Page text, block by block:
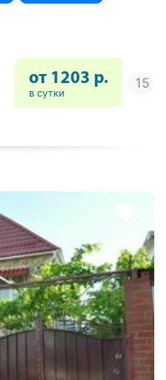
от 1203 р.
в сутки